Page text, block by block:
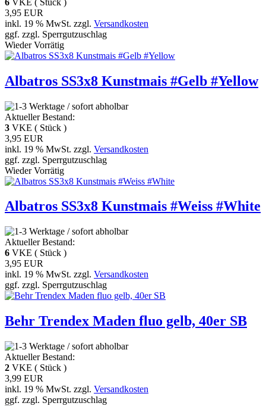
3,95 EUR
inkl. 19 % MwSt. zzgl. Versandkosten
ggf. zzgl. Sperrgutzuschlag
Wieder Vorrätig
Albatros SS3x8 Kunstmais #Gelb #Yellow
Aktueller Bestand:
3 VKE ( Stück )
3,95 EUR
inkl. 19 % MwSt. zzgl. Versandkosten
ggf. zzgl. Sperrgutzuschlag
Wieder Vorrätig
Albatros SS3x8 Kunstmais #Weiss #White
Aktueller Bestand:
6 VKE ( Stück )
3,95 EUR
inkl. 19 % MwSt. zzgl. Versandkosten
ggf. zzgl. Sperrgutzuschlag
Behr Trendex Maden fluo gelb, 40er SB
Aktueller Bestand:
2 VKE ( Stück )
3,99 EUR
inkl. 19 % MwSt. zzgl. Versandkosten
ggf. zzgl. Sperrgutzuschlag